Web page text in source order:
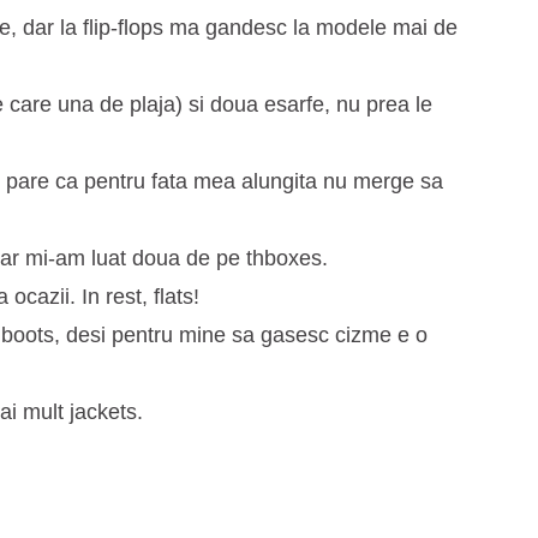
dar la flip-flops ma gandesc la modele mai de
una de plaja) si doua esarfe, nu prea le
ca pentru fata mea alungita nu merge sa
mi-am luat doua de pe thboxes.
ocazii. In rest, flats!
desi pentru mine sa gasesc cizme e o
mult jackets.